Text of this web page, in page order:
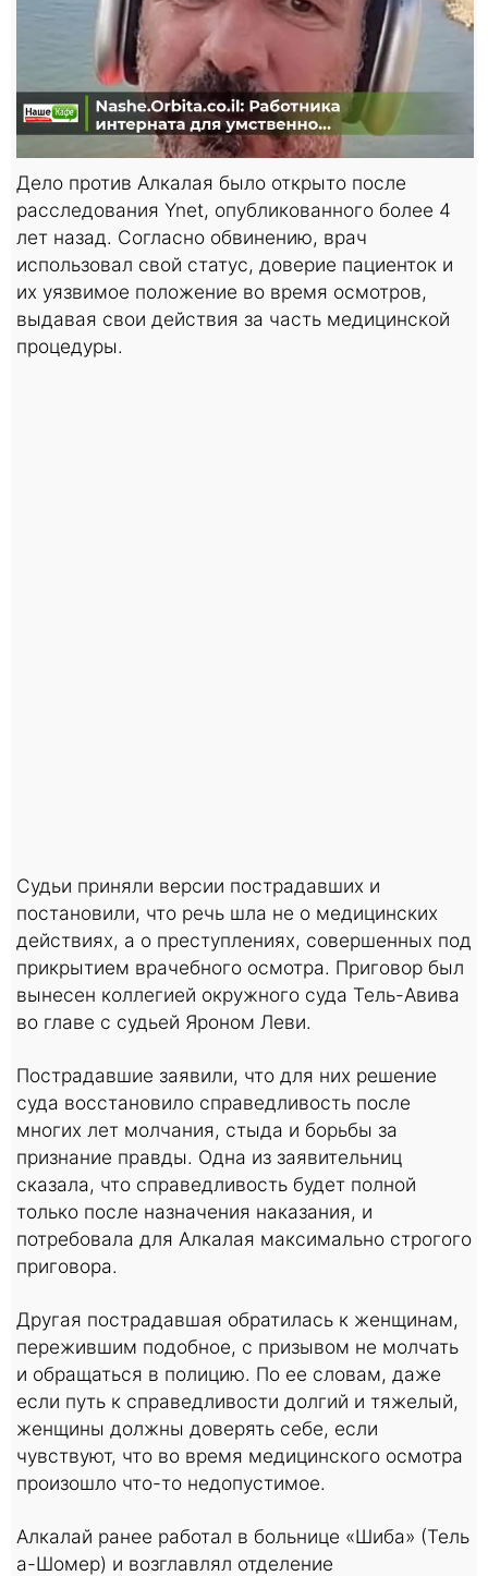
Дело против Алкалая было открыто после
расследования Ynet, опубликованного более 4
лет назад. Согласно обвинению, врач
использовал свой статус, доверие пациенток и
их уязвимое положение во время осмотров,
выдавая свои действия за часть медицинской
процедуры.
Судьи приняли версии пострадавших и
постановили, что речь шла не о медицинских
действиях, а о преступлениях, совершенных под
прикрытием врачебного осмотра. Приговор был
вынесен коллегией окружного суда Тель-Авива
во главе с судьей Яроном Леви.
Пострадавшие заявили, что для них решение
суда восстановило справедливость после
многих лет молчания, стыда и борьбы за
признание правды. Одна из заявительниц
сказала, что справедливость будет полной
только после назначения наказания, и
потребовала для Алкалая максимально строгого
приговора.
Другая пострадавшая обратилась к женщинам,
пережившим подобное, с призывом не молчать
и обращаться в полицию. По ее словам, даже
если путь к справедливости долгий и тяжелый,
женщины должны доверять себе, если
чувствуют, что во время медицинского осмотра
произошло что-то недопустимое.
Алкалай ранее работал в больнице «Шиба» (Тель
а-Шомер) и возглавлял отделение